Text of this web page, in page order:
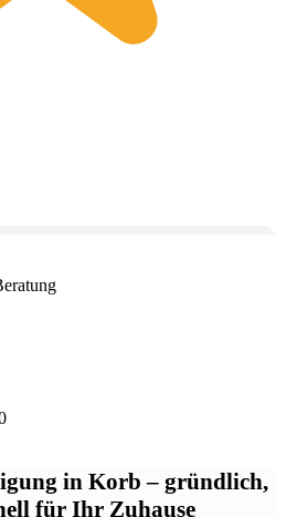
in Korb– gründlich,
für Ihr Zuhause